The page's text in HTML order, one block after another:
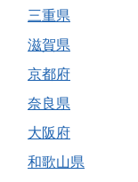
三重県
滋賀県
京都府
奈良県
大阪府
和歌山県